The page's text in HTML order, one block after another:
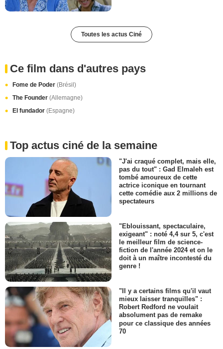
Toutes les actus Ciné
Ce film dans d'autres pays
Fome de Poder (Brésil)
The Founder (Allemagne)
El fundador (Espagne)
Top actus ciné de la semaine
"J'ai craqué complet, mais elle,
pas du tout" : Gad Elmaleh est
tombé amoureux de cette
actrice iconique en tournant
cette comédie aux 2 millions de
spectateurs
"Eblouissant, spectaculaire,
exigeant" : noté 4,4 sur 5, c'est
le meilleur film de science-
fiction de l'année 2024 et on le
doit à un maître incontesté du
genre !
"Il y a certains films qu'il vaut
mieux laisser tranquilles" :
Robert Redford ne voulait
absolument pas de remake
pour ce classique des années
70